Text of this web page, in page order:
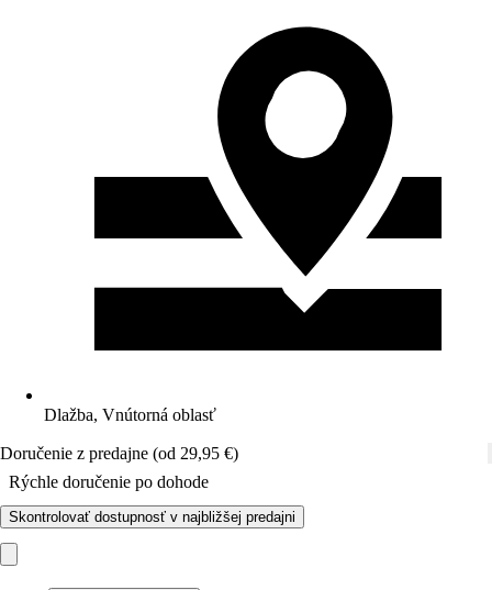
Dlažba, Vnútorná oblasť
Doručenie z predajne (od 29,95 €)
Rýchle doručenie po dohode
Skontrolovať dostupnosť v najbližšej predajni